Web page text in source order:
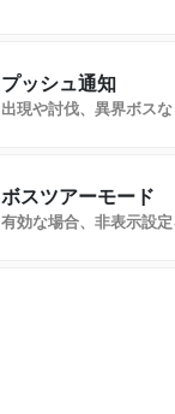
プッシュ通知
出現や討伐、異界ボスな
ボスツアーモード
有効な場合、非表示設